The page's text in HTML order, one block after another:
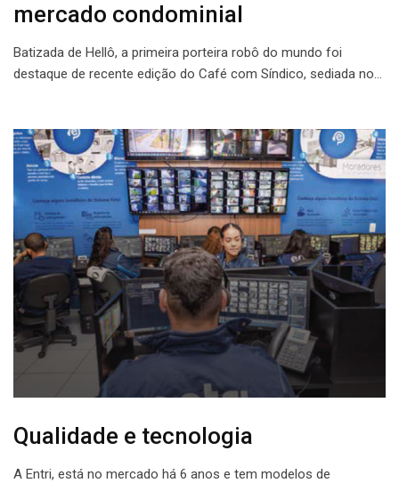
mercado condominial
Batizada de Hellô, a primeira porteira robô do mundo foi
destaque de recente edição do Café com Síndico, sediada no…
Qualidade e tecnologia
A Entri, está no mercado há 6 anos e tem modelos de